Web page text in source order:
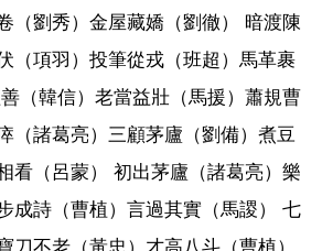
（劉秀）金屋藏嬌（劉徹） 暗渡陳
（項羽）投筆從戎（班超）馬革裹
（韓信）老當益壯（馬援）蕭規曹
（諸葛亮）三顧茅廬（劉備）煮豆
看（呂蒙） 初出茅廬（諸葛亮）樂
成詩（曹植）言過其實（馬謖） 七
刀不老（黃忠）才高八斗（曹植）